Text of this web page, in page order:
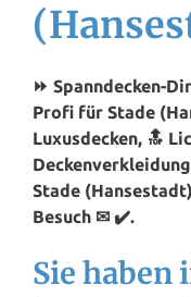
⏩ Spanndecken-
Profi für Stade
Luxusdecken, 🔝
Stade
Besuch ✉ ✔️.
Sie haben